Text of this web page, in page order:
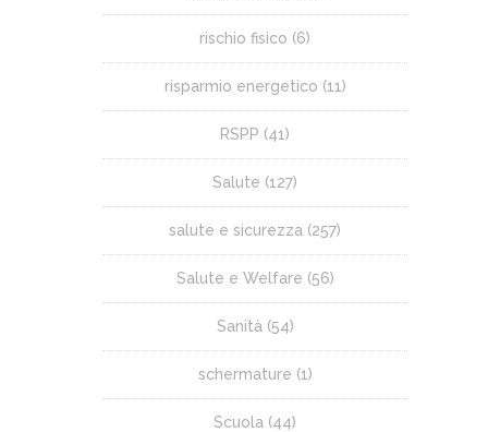
rischio fisico (6)
risparmio energetico (11)
RSPP (41)
Salute (127)
salute e sicurezza (257)
Salute e Welfare (56)
Sanità (54)
schermature (1)
Scuola (44)